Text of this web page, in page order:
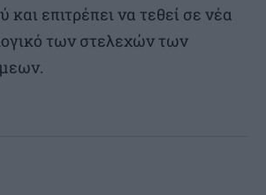
και επιτρέπει να τεθεί σε νέα
των στελεχών των